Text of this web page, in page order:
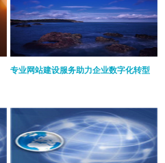
专业网站建设服务助力企业数字化转型